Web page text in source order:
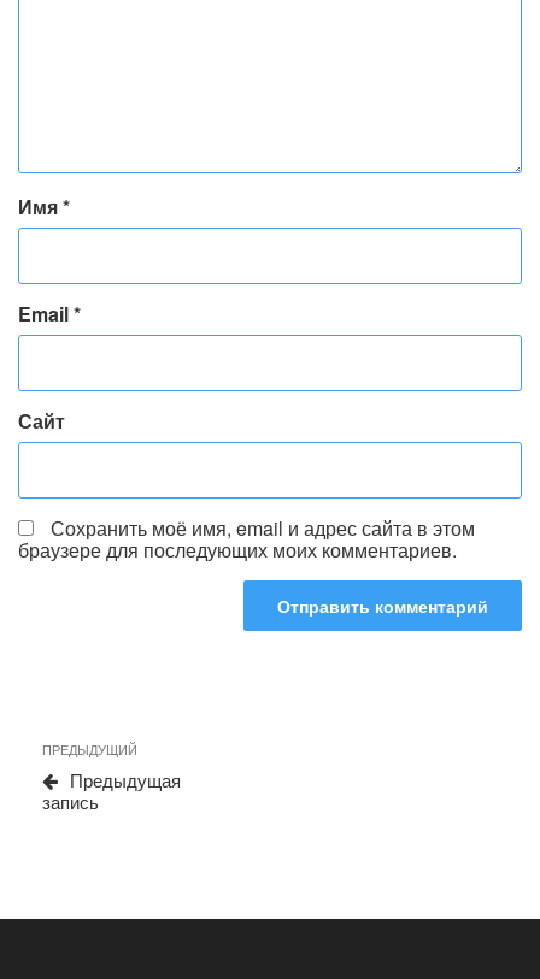
Имя*
Email*
Сайт
Сохранить моё имя, email и адрес сайта в этом
браузере для последующих моих комментариев.
Навигация
по
записям
Предыдущая
запись
ПРЕДЫДУЩИЙ
Предыдущая
запись